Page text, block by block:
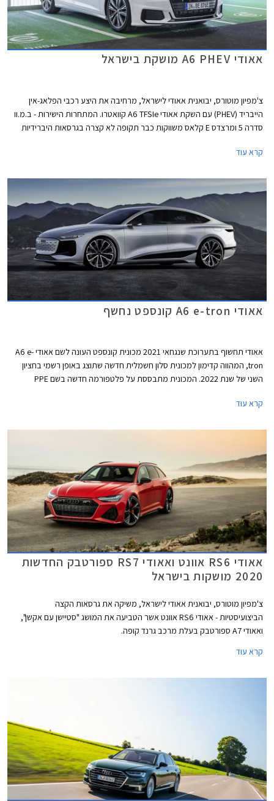
אאודי A6 PHEV מושקת בישראל
צ'מפיון מוטורס, יבואנית אאודי לישראל, מרחיבה את היצע רכבי הפלאג-אין
הייבריד (PHEV) עם השקת אאודי A6 TFSIe קוואטרו. המתחרות הישירות - ב.מ.וו
סדרה 5 ומרצדס E קלאס משווקות כבר תקופה לא קצרה בגרסאות היברידיות
ביחס לגרסאות בנזין מקבילות.
קרא עוד
אאודי A6 e-tron קונספט נחשף
אאודי תחשוף בתערוכת שנגחאי 2021 מכונית קונספט העונה לשם אאודי A6 e-
tron, המהווה קדימון למכונית סלון חשמלית חדשה שתוצג באופן רשמי בחציון
השני של שנת 2022. המכונית מתבססת על פלטפורמה חדשה בשם PPE
שתתחרה בדגמים כגון טסלה מודל S, וברכבי סלון חשמליים נוספים שיגיעו לשוק
קרא עוד
אאודי RS6 אוונט ואאודי RS7 ספורטבק החדשות
2020 מושקות בישראל
צ'מפיון מוטורס, יבואנית אאודי לישראל, משיקה את גרסאות הקצה
הביצועיסטיות - אאודי RS6 אוונט אשר הטביעה את המושג "סטיישן עם אקשן",
ואאודי A7 ספורטבק בעלת מרכב גרנד קופה.
קרא עוד